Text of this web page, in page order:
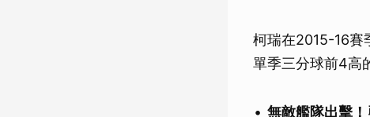
柯瑞在2015-16賽
單季三分球前4高
無敵艦隊出擊